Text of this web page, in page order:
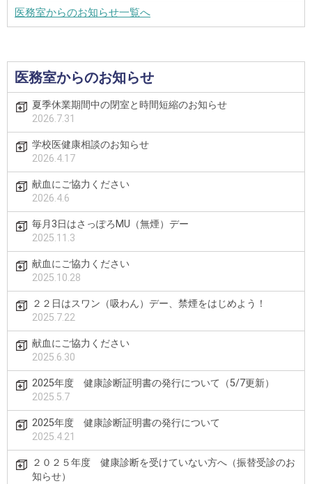
医務室からのお知らせ一覧へ
医務室からのお知らせ
夏季休業期間中の閉室と時間短縮のお知らせ
2026.7.31
学校医健康相談のお知らせ
2026.4.17
献血にご協力ください
2026.4.6
毎月3日はさっぽろMU（無煙）デー
2025.11.3
献血にご協力ください
2025.10.28
２２日はスワン（吸わん）デー、禁煙をはじめよう！
2025.7.22
献血にご協力ください
2025.6.30
2025年度 健康診断証明書の発行について（5/7更新）
2025.5.7
2025年度 健康診断証明書の発行について
2025.4.21
２０２５年度 健康診断を受けていない方へ（振替受診のお
知らせ）